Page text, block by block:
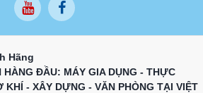
Hãng
HÀNG ĐẦU: MÁY GIA DỤNG - THỰC
KHÍ - XÂY DỰNG - VĂN PHÒNG TẠI VIỆT